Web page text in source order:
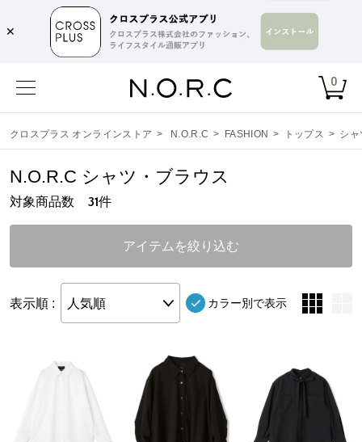
✕
0
クロスプラス オンラインストア > N.O.R.C > FASHION > トップス > シャ
対象商品数 31件
N.O.R.C シャツ・ブラウス
アイテムを絞り込む
表示順 : 人気順 カラー別で表示